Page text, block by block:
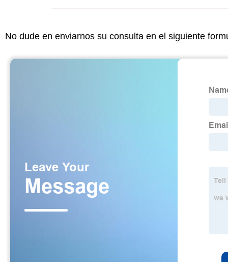
No dude en enviarnos su consulta en el siguiente